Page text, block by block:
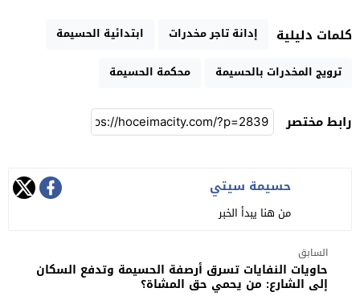
كلمات دليلية إدانة تاجر مخدرات
ابتدائية الحسيمة
ترويج المخدرات بالحسيمة
محكمة الحسيمة
رابط مختصر
حسيمة سيتي
من هنا يبدأ الخبر
السابق
حاويات النفايات تسرق أرصفة الحسيمة وتدفع السكان
إلى الشارع: من يحمي حق المشاة؟